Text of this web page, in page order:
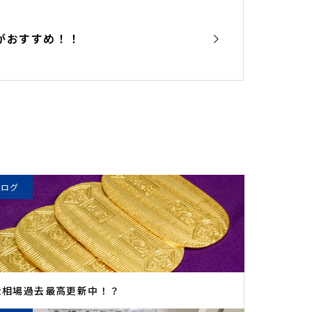
すすめ！！
グ
場過去最高更新中！？